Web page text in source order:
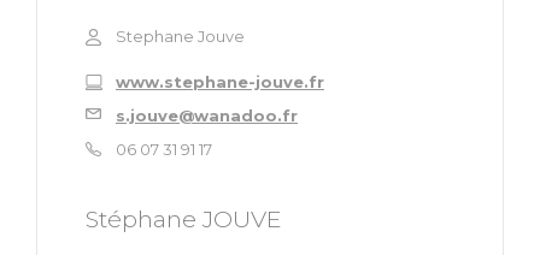
Stephane Jouve
www.stephane-jouve.fr
s.jouve@wanadoo.fr
06 07 31 91 17
Stéphane JOUVE